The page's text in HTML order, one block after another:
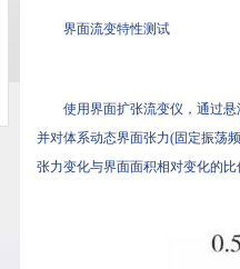
界面流变特性测试
使用界面扩张流变仪，通过
并对体系动态界面张力(固定振荡
张力变化与界面面积相对变化的比值